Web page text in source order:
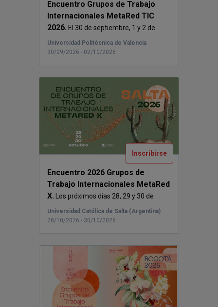
Encuentro Grupos de Trabajo
Internacionales MetaRed TIC
2026. El 30 de septiembre, 1 y 2 de
octubre de ...
Universidad Politécnica de Valencia
30/09/2026 - 02/10/2026
Inscribirse
Encuentro 2026 Grupos de
Trabajo Internacionales MetaRed
X. Los próximos días 28, 29 y 30 de
octubre de...
Universidad Católica de Salta (Argentina)
28/10/2026 - 30/10/2026